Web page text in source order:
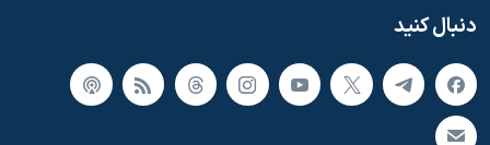
دنبال کنید